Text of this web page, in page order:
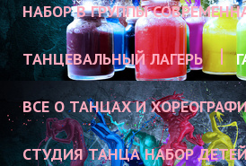
НАБОР В ГРУППЫ
ТАНЦЕВАЛЬНЫЙ ЛАГЕРЬ
ВСЕ О ТАНЦАХ И
СТУДИЯ ТАНЦА НАБОР